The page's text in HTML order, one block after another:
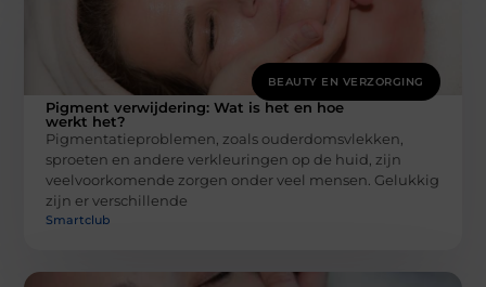
BEAUTY EN VERZORGING
Pigment verwijdering: Wat is het en hoe
werkt het?
Pigmentatieproblemen, zoals ouderdomsvlekken,
sproeten en andere verkleuringen op de huid, zijn
veelvoorkomende zorgen onder veel mensen. Gelukkig
zijn er verschillende
Smartclub